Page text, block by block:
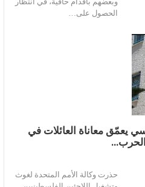
الحصول على…
يعمّق معاناة العائلات في
حذرت وكالة الأمم المتحدة لغوث